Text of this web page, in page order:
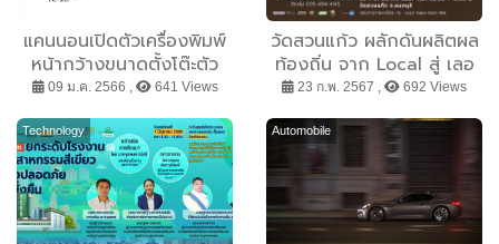
แคนนอนเปิดตัวเครื่องพิมพ์
หน้ากว้างขนาดตั้งโต๊ะตัว
แรก “Canon
imagePROGRAF TC-20
เพราะที่ไหนๆ ก็ทำงานได้
เหมือนอยู่ออฟฟิศ”
09 ม.ค. 2566 , 641 Views
วัดสวนแก้ว ผลักดันผลิตผล
ท้องถิ่น จาก Local สู่ เลอ
ค่า จัดงาน“Suan Kaew
Food Festi-Wat (งานสวน
แก้วรวมพลังวัฒนธรรม
อาหาร)” ชิม ช้อป อาหาร 5
ดาว ราคาจับต้องได้ พร้อม
ประมูลของที่ระลึกจากคน
บันเทิง
23 ก.พ. 2567 , 692 Views
Technology Automobile